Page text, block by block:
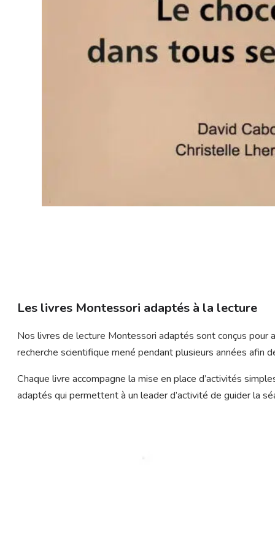
Les livres Montessori adaptés à la lecture
Nos livres de lecture Montessori adaptés sont conçus pour
recherche scientifique mené pendant plusieurs années afin
Chaque livre accompagne la mise en place d’activités
adaptés qui permettent à un leader d’activité de guider la